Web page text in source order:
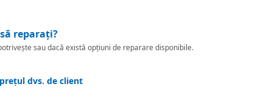
reparați?
sau dacă există opțiuni de reparare disponibile.
dvs. de client